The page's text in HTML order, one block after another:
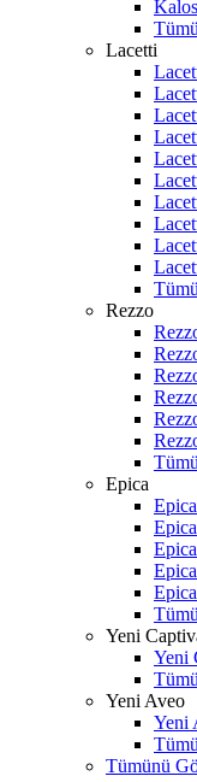
Lacetti
Rezzo
Epica
Yeni
Yeni
Yeni Aveo
Yeni
Tümünü